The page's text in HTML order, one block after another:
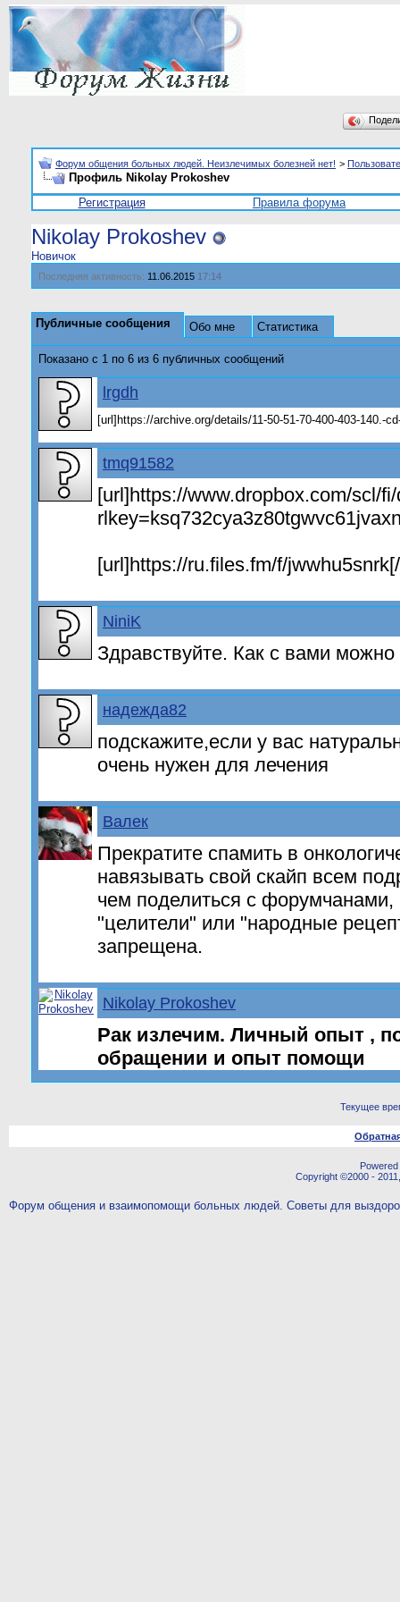
Форум общения больных людей. Неизлечимых болезней нет! >
Профиль Nikolay Prokoshev
Регистрация
Правила форума
Nikolay Prokoshev
Новичок
Последняя активность: 11.06.2015 17:14
Публичные сообщения Обо мне Статистика
Показано с 1 по 6 из 6 публичных сообщений
lrgdh
[url]https://archive.org/details/11-50-51-70-400-403-140.-
tmq91582
[url]https://www.dropbox.com/scl/
[url]https://ru.files.fm/f/
NiniK
Здравствуйте. Как с вами можно
надежда82
подскажите,если у вас
очень нужен для лечения
Валек
Прекратите спамить в
навязывать свой скайп всем
чем поделиться с
"целители" или "народные
запрещена.
Nikolay Prokoshev
Рак излечим. Личный опыт ,
обращении и опыт помощи
Текущее
Copyright ©2000 -
Форум общения и взаимопомощи больных людей. Советы для